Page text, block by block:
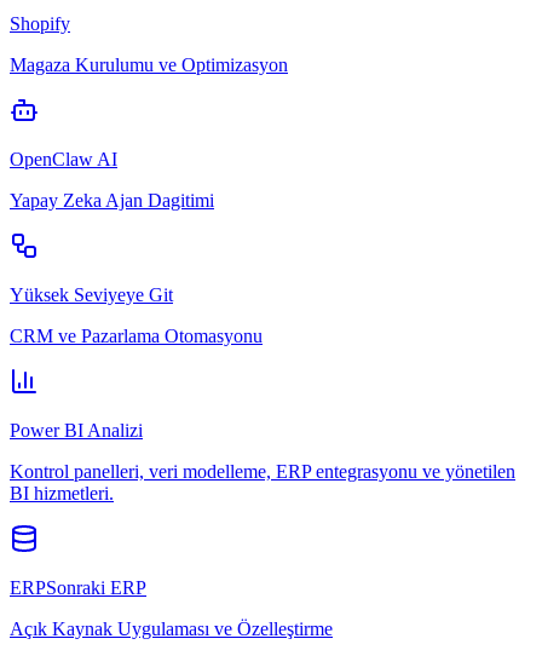
Shopify
Magaza Kurulumu ve Optimizasyon
OpenClaw AI
Yapay Zeka Ajan Dagitimi
Yüksek Seviyeye Git
CRM ve Pazarlama Otomasyonu
Power BI Analizi
Kontrol panelleri, veri modelleme, ERP entegrasyonu ve yönetilen
BI hizmetleri.
ERPSonraki ERP
Açık Kaynak Uygulaması ve Özelleştirme